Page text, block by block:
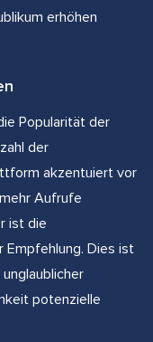
erhöhen
Popularität der
der
akzentuiert vor
Aufrufe
ist die
Empfehlung. Dies ist
potenzielle